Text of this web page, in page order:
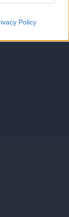
Policy